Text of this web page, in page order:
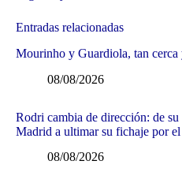
Entradas relacionadas
Mourinho y Guardiola, tan cerca
08/08/2026
Rodri cambia de dirección: de su
Madrid a ultimar su fichaje por el
08/08/2026